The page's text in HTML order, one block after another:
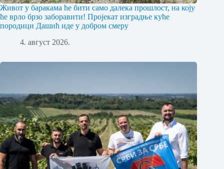
Живот у баракама ће бити само далека прошлост, на коју
ће врло брзо заборавити! Пројекат изградње куће
породици Дашић иде у добром смеру
4. август 2026.